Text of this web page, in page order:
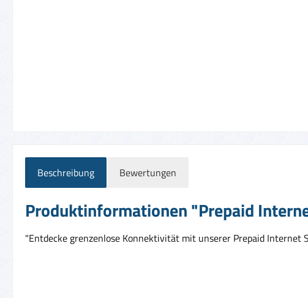
Beschreibung Bewertungen
Produktinformationen "Prepaid
"Entdecke grenzenlose Konnektivität mit unserer Prepaid Internet